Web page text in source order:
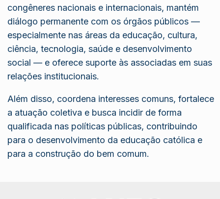
congêneres nacionais e internacionais, mantém
diálogo permanente com os órgãos públicos —
especialmente nas áreas da educação, cultura,
ciência, tecnologia, saúde e desenvolvimento
social — e oferece suporte às associadas em suas
relações institucionais.
Além disso, coordena interesses comuns, fortalece
a atuação coletiva e busca incidir de forma
qualificada nas políticas públicas, contribuindo
para o desenvolvimento da educação católica e
para a construção do bem comum.